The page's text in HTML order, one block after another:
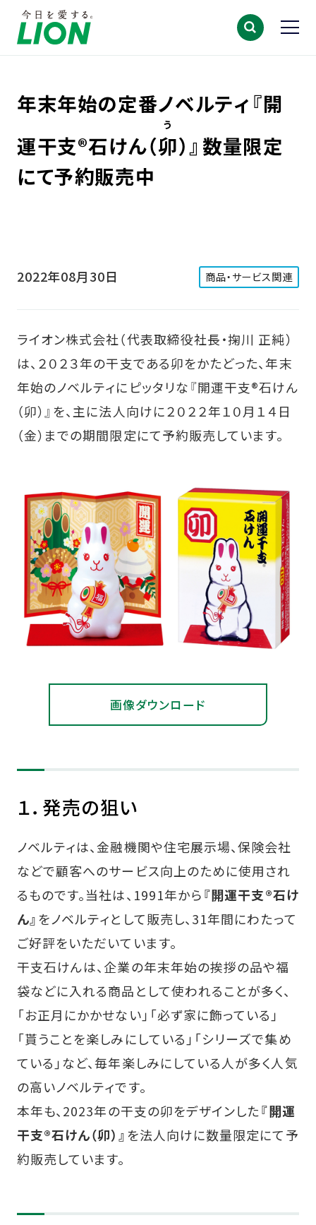
年末年始の定番ノベルティ『開
運干支®石けん（卯
う
）』数量限定
にて予約販売中
2022年08月30日 商品・サービス関連
ライオン株式会社（代表取締役社長・掬川 正純）
は、２０２３年の干支である卯をかたどった、年末
年始のノベルティにピッタリな『開運干支®石けん
（卯）』を、主に法人向けに２０２２年１０月１４日
（金）までの期間限定にて予約販売しています。
画像ダウンロード
１．発売の狙い
ノベルティは、金融機関や住宅展示場、保険会社
などで顧客へのサービス向上のために使用され
るものです。当社は、1991年から『開運干支®石け
ん』をノベルティとして販売し、31年間にわたって
ご好評をいただいています。
干支石けんは、企業の年末年始の挨拶の品や福
袋などに入れる商品として使われることが多く、
「お正月にかかせない」「必ず家に飾っている」
「貰うことを楽しみにしている」「シリーズで集め
ている」など、毎年楽しみにしている人が多く人気
の高いノベルティです。
本年も、2023年の干支の卯をデザインした『開運
干支®石けん（卯）』を法人向けに数量限定にて予
約販売しています。